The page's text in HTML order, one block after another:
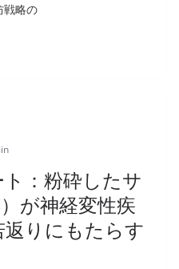
戦略の
：粉砕したサ
が神経変性疾
りにもたらす